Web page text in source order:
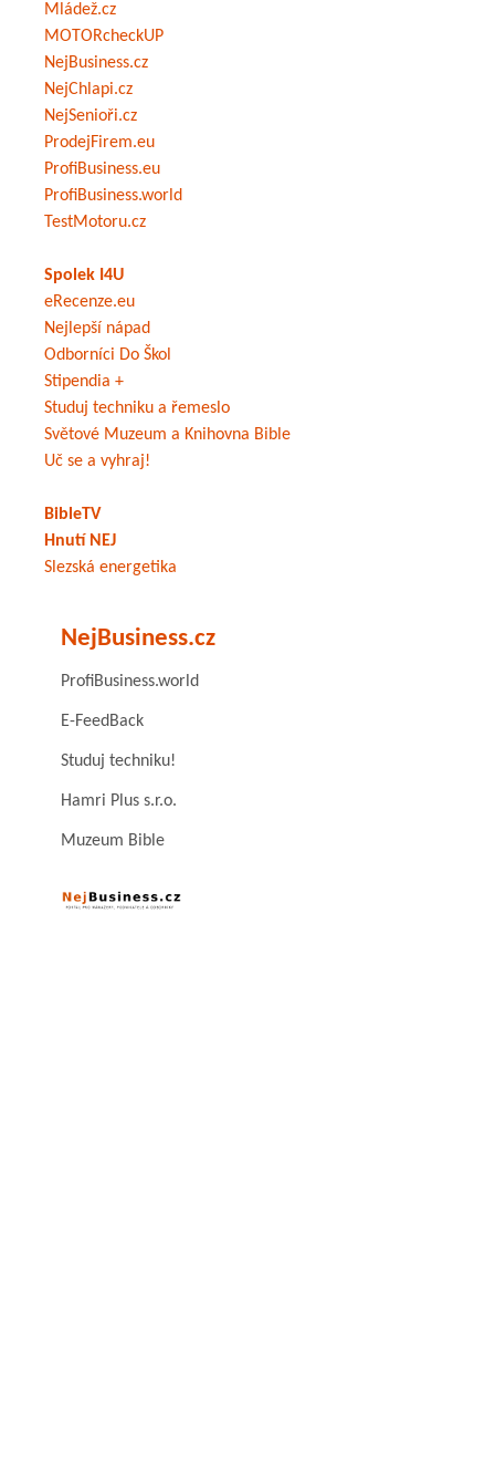
Mládež.cz
MOTORcheckUP
NejBusiness.cz
NejChlapi.cz
NejSenioři.cz
ProdejFirem.eu
ProfiBusiness.eu
ProfiBusiness.world
TestMotoru.cz
Spolek I4U
eRecenze.eu
Nejlepší nápad
Odborníci Do Škol
Stipendia +
Studuj techniku a řemeslo
Světové Muzeum a Knihovna Bible
Uč se a vyhraj!
BibleTV
Hnutí NEJ
Slezská energetika
NejBusiness.cz
ProfiBusiness.world
E-FeedBack
Studuj techniku!
Hamri Plus s.r.o.
Muzeum Bible